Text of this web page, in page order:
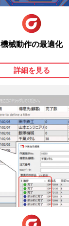
機械動作の最適化
詳細を見る